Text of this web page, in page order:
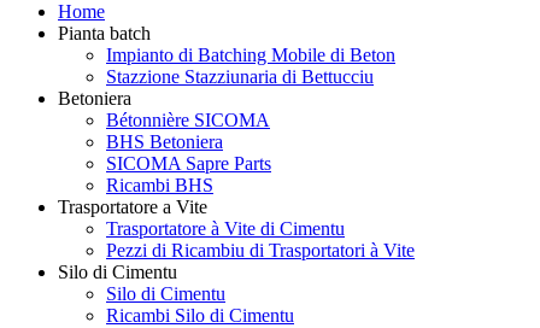
Home
Pianta batch
Impianto di Batching Mobile di Beton
Stazzione Stazziunaria di Bettucciu
Betoniera
Bétonnière SICOMA
BHS Betoniera
SICOMA Sapre Parts
Ricambi BHS
Trasportatore a Vite
Trasportatore à Vite di Cimentu
Pezzi di Ricambiu di Trasportatori à Vite
Silo di Cimentu
Silo di Cimentu
Ricambi Silo di Cimentu